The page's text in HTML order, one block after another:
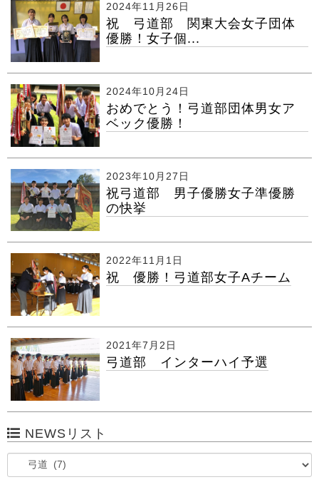
2024年11月26日
祝 弓道部 関東大会女子団体
優勝！女子個...
2024年10月24日
おめでとう！弓道部団体男女ア
ベック優勝！
2023年10月27日
祝弓道部 男子優勝女子準優勝
の快挙
2022年11月1日
祝 優勝！弓道部女子Aチーム
2021年7月2日
弓道部 インターハイ予選
NEWSリスト